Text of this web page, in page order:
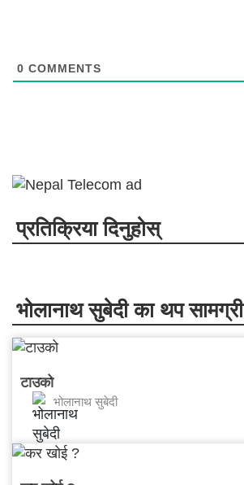
0 COMMENTS
प्रतिक्रिया दिनुहोस्
भोलानाथ सुबेदी का थप सामग्री
टाउको
भोलानाथ सुबेदी